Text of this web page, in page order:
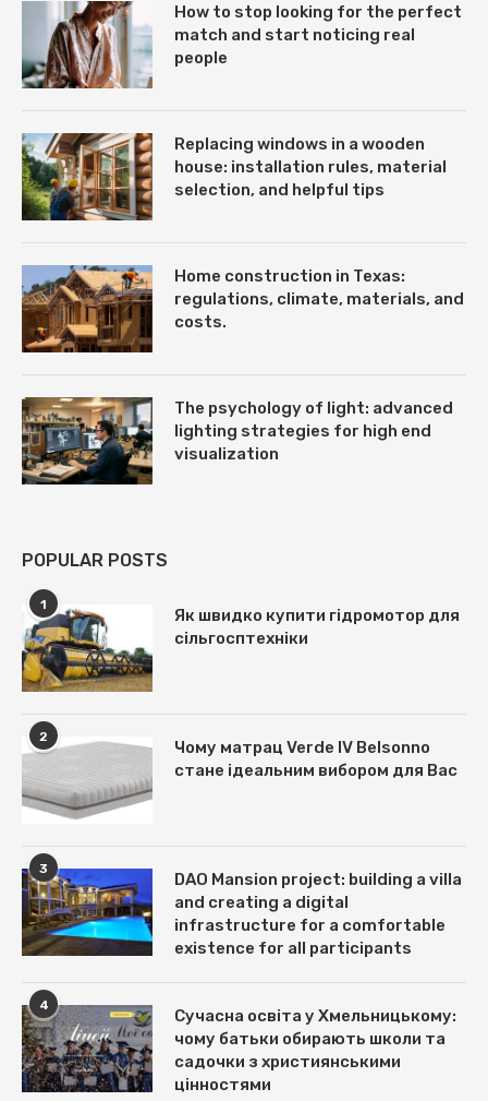
How to stop looking for the perfect
match and start noticing real
people
Replacing windows in a wooden
house: installation rules, material
selection, and helpful tips
Home construction in Texas:
regulations, climate, materials, and
costs.
The psychology of light: advanced
lighting strategies for high end
visualization
POPULAR POSTS
1
Як швидко купити гідромотор для
сільгосптехніки
2
Чому матрац Verde IV Belsonno
стане ідеальним вибором для Вас
3
DAO Mansion project: building a villa
and creating a digital
infrastructure for a comfortable
existence for all participants
4
Сучасна освіта у Хмельницькому:
чому батьки обирають школи та
садочки з християнськими
цінностями